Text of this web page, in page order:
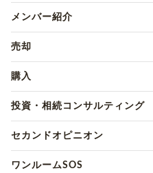
メンバー紹介
売却
購入
投資・相続コンサルティング
セカンドオピニオン
ワンルームSOS